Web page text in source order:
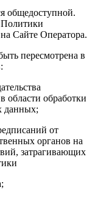
общедоступной.
Сайте Оператора.
пересмотрена в
области обработки
данных;
от
органов на
затрагивающих